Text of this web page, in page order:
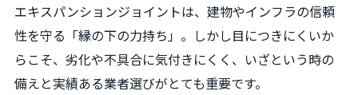
エキスパンションジョイントは、建物やインフラの信頼
性を守る「縁の下の力持ち」。しかし目につきにくいか
らこそ、劣化や不具合に気付きにくく、いざという時の
備えと実績ある業者選びがとても重要です。